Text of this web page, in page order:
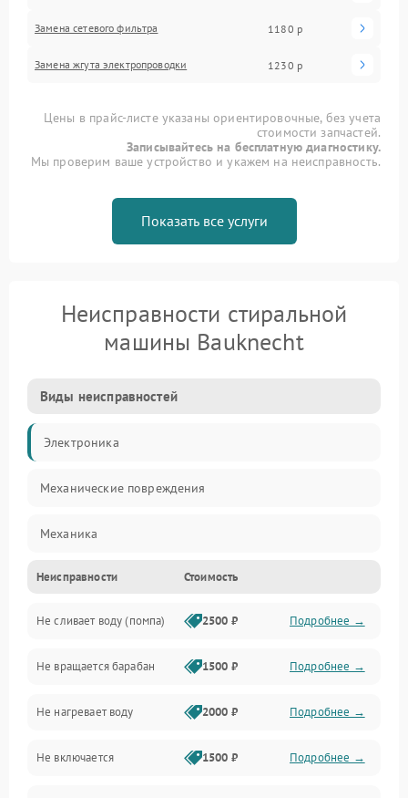
Замена сетевого фильтра 1180 р
Замена жгута электропроводки 1230 р
Цены в прайс-листе указаны ориентировочные, без учета
стоимости запчастей.
Записывайтесь на бесплатную диагностику.
Мы проверим ваше устройство и укажем на неисправность.
Показать все услуги
Неисправности стиральной
машины Bauknecht
Виды неисправностей
Электроника
Механические повреждения
Механика
Электропитание
Водоснабжение
Слив
Программное обеспечение
Неисправности Стоимость
Не сливает воду (помпа) 2500 ₽ Подробнее →
Не вращается барабан 1500 ₽ Подробнее →
Не нагревает воду 2000 ₽ Подробнее →
Не включается 1500 ₽ Подробнее →